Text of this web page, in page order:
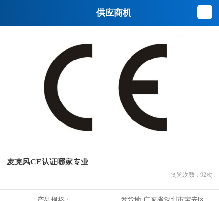
供应商机
麦克风CE认证哪家专业
浏览次数： 92次